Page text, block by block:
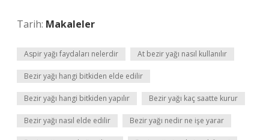
Tarih: Makaleler
Aspir yağı faydaları nelerdir At bezir yağı nasıl kullanılır
Bezir yağı hangi bitkiden elde edilir
Bezir yağı hangi bitkiden yapılır Bezir yağı kaç saatte kurur
Bezir yağı nasıl elde edilir Bezir yağı nedir ne işe yarar